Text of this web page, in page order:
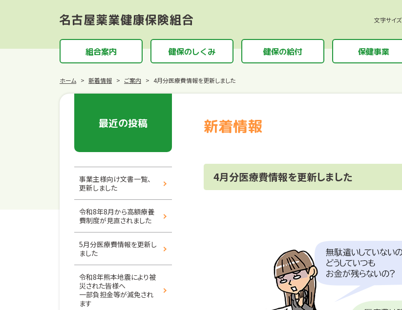
文字サイズ
組合案内 健保のしくみ 健保の給付 保健事業
ホーム 新着情報 ご案内 4月分医療費情報を更新しました
新着情報
4月分医療費情報を更新しました
最近の投稿
事業主様向け文書一覧、
更新しました
令和8年8月から高額療養
費制度が見直されました
5月分医療費情報を更新し
ました
令和8年熊本地震により被
災された皆様へ
一部負担金等が減免され
ます